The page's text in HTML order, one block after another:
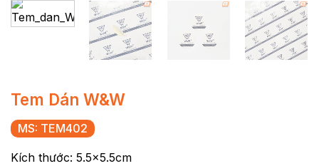
Tem Dán W&W
MS: TEM402
Kích thước: 5.5×5.5cm